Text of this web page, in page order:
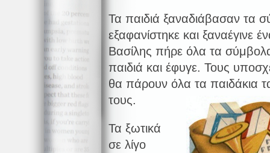
Τα παιδιά ξαναδιάβασαν τα
εξαφανίστηκε και ξαναέγινε
Βασίλης πήρε όλα τα
παιδιά και έφυγε. Τους
θα πάρουν όλα τα παιδάκια
τους.
Τα ξωτικά
σε λίγο